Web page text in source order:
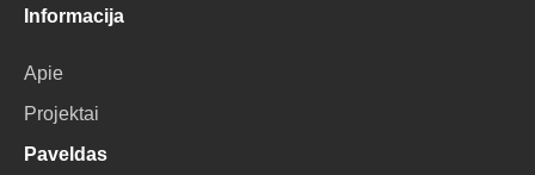
Informacija
Apie
Projektai
Paveldas